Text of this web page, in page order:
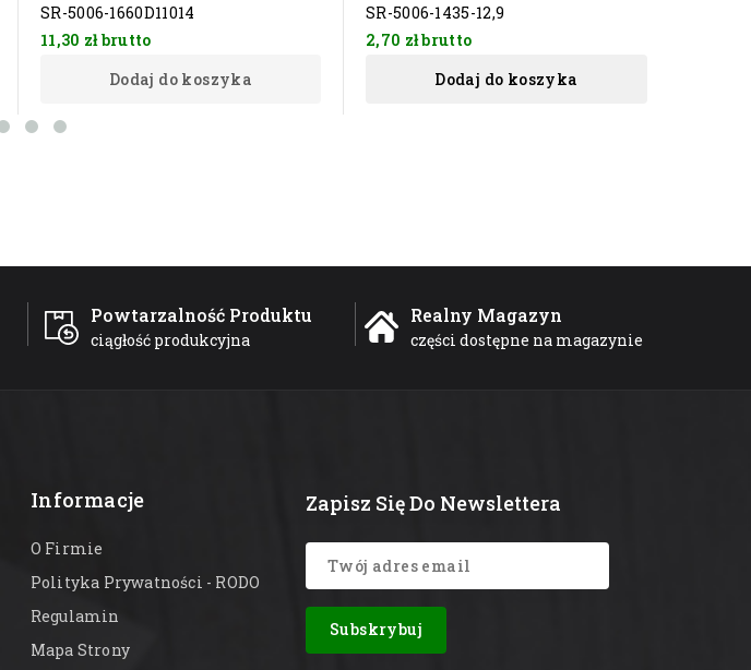
SR-5006-1660D11014
11,30 złbrutto
Dodaj do koszyka
SR-5006-1435-12,9
2,70 złbrutto
Dodaj do koszyka
Powtarzalność Produktu
ciągłość produkcyjna
Realny Magazyn
części dostępne na magazynie
Informacje
O Firmie
Polityka Prywatności - RODO
Regulamin
Mapa Strony
Zapisz Się Do Newslettera